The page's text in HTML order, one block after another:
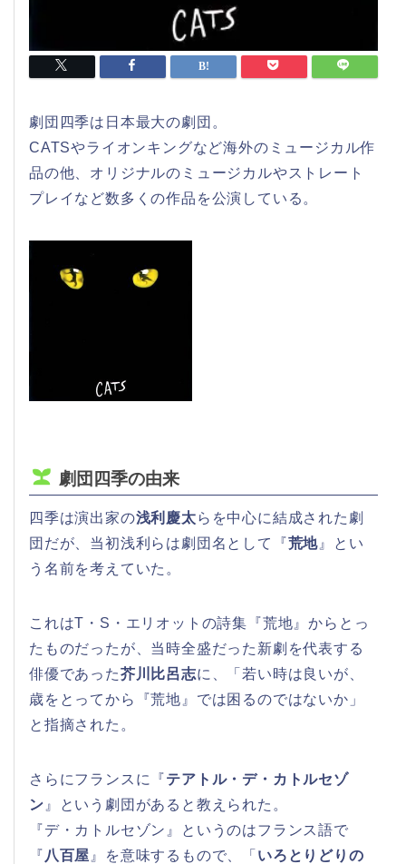
劇団四季は日本最大の劇団。
CATSやライオンキングなど海外のミュージカル作
品の他、オリジナルのミュージカルやストレート
プレイなど数多くの作品を公演している。
劇団四季の由来
四季は演出家の浅利慶太らを中心に結成された劇
団だが、当初浅利らは劇団名として『荒地 』とい
う名前を考えていた。
これはT・S・エリオットの詩集『荒地』からとっ
たものだったが、当時全盛だった新劇を代表する
俳優であった芥川比呂志に、「若い時は良いが、
歳をとってから『荒地』では困るのではないか」
と指摘された。
さらにフランスに『テアトル・デ・カトルセゾ
ン 』という劇団があると教えられた。
『デ・カトルセゾン』というのはフランス語で
『 八百屋 』を意味するもので、「 いろとりどりの